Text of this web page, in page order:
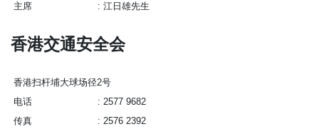
主席
江日雄先生
香港交通安全会
香港扫杆埔大球场径2号
电话
2577 9682
传真
2576 2392